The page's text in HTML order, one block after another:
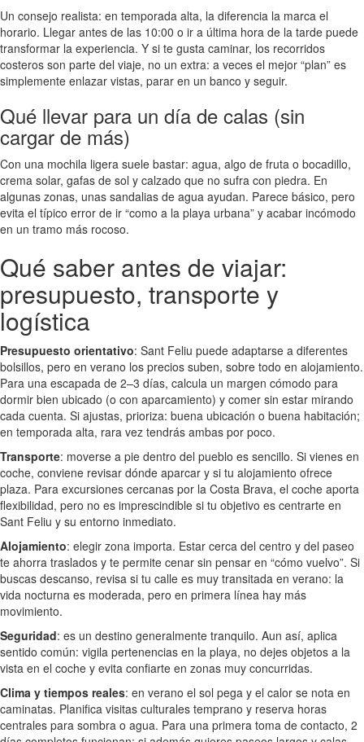
Un consejo realista: en temporada alta, la diferencia la marca el
horario. Llegar antes de las 10:00 o ir a última hora de la tarde puede
transformar la experiencia. Y si te gusta caminar, los recorridos
costeros son parte del viaje, no un extra: a veces el mejor “plan” es
simplemente enlazar vistas, parar en un banco y seguir.
Qué llevar para un día de calas (sin
cargar de más)
Con una mochila ligera suele bastar: agua, algo de fruta o bocadillo,
crema solar, gafas de sol y calzado que no sufra con piedra. En
algunas zonas, unas sandalias de agua ayudan. Parece básico, pero
evita el típico error de ir “como a la playa urbana” y acabar incómodo
en un tramo más rocoso.
Qué saber antes de viajar:
presupuesto, transporte y
logística
Presupuesto orientativo: Sant Feliu puede adaptarse a diferentes
bolsillos, pero en verano los precios suben, sobre todo en alojamiento.
Para una escapada de 2–3 días, calcula un margen cómodo para
dormir bien ubicado (o con aparcamiento) y comer sin estar mirando
cada cuenta. Si ajustas, prioriza: buena ubicación o buena habitación;
en temporada alta, rara vez tendrás ambas por poco.
Transporte: moverse a pie dentro del pueblo es sencillo. Si vienes en
coche, conviene revisar dónde aparcar y si tu alojamiento ofrece
plaza. Para excursiones cercanas por la Costa Brava, el coche aporta
flexibilidad, pero no es imprescindible si tu objetivo es centrarte en
Sant Feliu y su entorno inmediato.
Alojamiento: elegir zona importa. Estar cerca del centro y del paseo
te ahorra traslados y te permite cenar sin pensar en “cómo vuelvo”. Si
buscas descanso, revisa si tu calle es muy transitada en verano: la
vida nocturna es moderada, pero en primera línea hay más
movimiento.
Seguridad: es un destino generalmente tranquilo. Aun así, aplica
sentido común: vigila pertenencias en la playa, no dejes objetos a la
vista en el coche y evita confiarte en zonas muy concurridas.
Clima y tiempos reales: en verano el sol pega y el calor se nota en
caminatas. Planifica visitas culturales temprano y reserva horas
centrales para sombra o agua. Para una primera toma de contacto, 2